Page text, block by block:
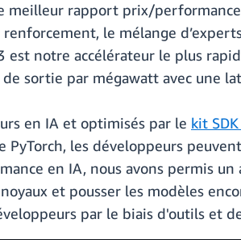
meilleur rapport prix/
le mélange
est notre accélérateur le plus
sortie par mégawatt avec une
en IA et optimisés par le kit
les développeurs
en IA, nous avons permis
et pousser les modèles
par le biais d'outils et